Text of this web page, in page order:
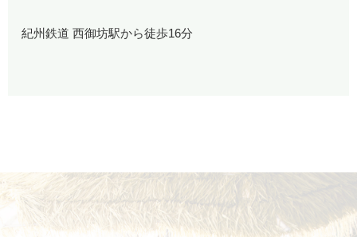
紀州鉄道 西御坊駅から徒歩16分